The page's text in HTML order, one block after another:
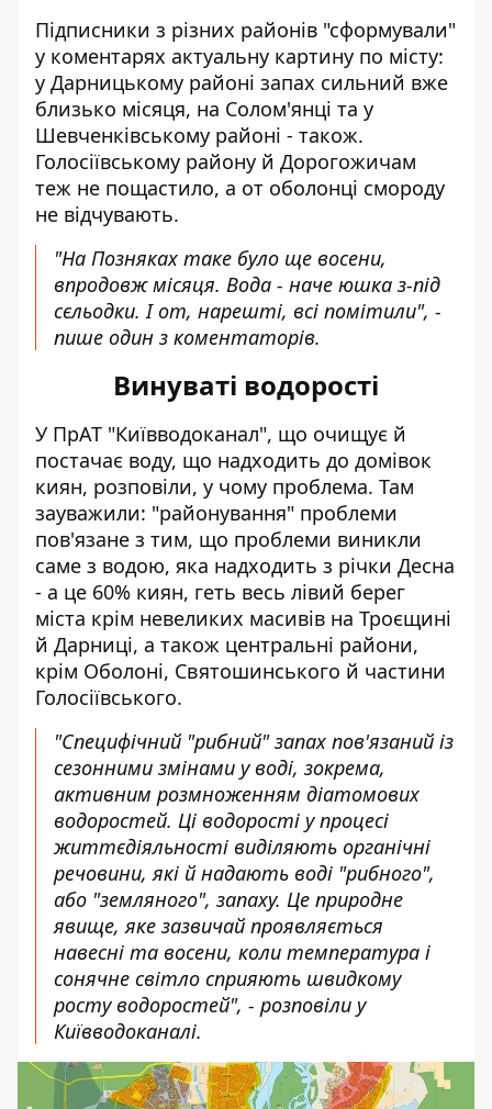
Підписники з різних районів "сформували"
у коментарях актуальну картину по місту:
у Дарницькому районі запах сильний вже
близько місяця, на Солом'янці та у
Шевченківському районі - також.
Голосіївському району й Дорогожичам
теж не пощастило, а от оболонці смороду
не відчувають.
"На Позняках таке було ще восени,
впродовж місяця. Вода - наче юшка з-під
сєльодки. І от, нарешті, всі помітили", -
пише один з коментаторів.
Винуваті водорості
У ПрАТ "Київводоканал", що очищує й
постачає воду, що надходить до домівок
киян, розповіли, у чому проблема. Там
зауважили: "районування" проблеми
пов'язане з тим, що проблеми виникли
саме з водою, яка надходить з річки Десна
- а це 60% киян, геть весь лівий берег
міста крім невеликих масивів на Троєщині
й Дарниці, а також центральні райони,
крім Оболоні, Святошинського й частини
Голосіївського.
"Специфічний "рибний" запах пов'язаний із
сезонними змінами у воді, зокрема,
активним розмноженням діатомових
водоростей. Ці водорості у процесі
життєдіяльності виділяють органічні
речовини, які й надають воді "рибного",
або "земляного", запаху. Це природне
явище, яке зазвичай проявляється
навесні та восени, коли температура і
сонячне світло сприяють швидкому
росту водоростей", - розповіли у
Київводоканалі.